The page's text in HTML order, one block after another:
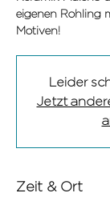
eigenen Rohling
Leider
Jetzt
Zeit & Ort